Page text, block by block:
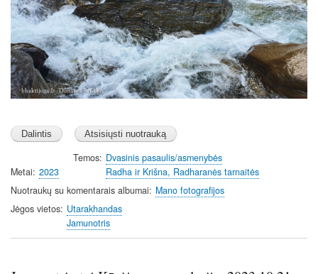
n
Metai 2023
Temos Dvasinis pasaulis/asmenybės
Radha ir Krišna, Radharanės tarnaitės
Nuotraukų su komentarais albumai
Mano fotografijos
Jėgos vietos Utarakhandas
Jamunotris